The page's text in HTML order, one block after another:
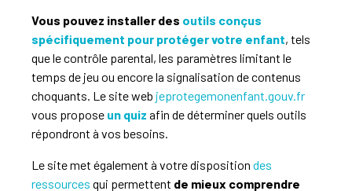
Vous pouvez installer des outils conçus
spécifiquement pour protéger votre enfant, tels
que le contrôle parental, les paramètres limitant le
temps de jeu ou encore la signalisation de contenus
choquants. Le site web jeprotegemonenfant.gouv.fr
vous propose un quiz afin de déterminer quels outils
répondront à vos besoins.
Le site met également à votre disposition des
ressources qui permettent de mieux comprendre